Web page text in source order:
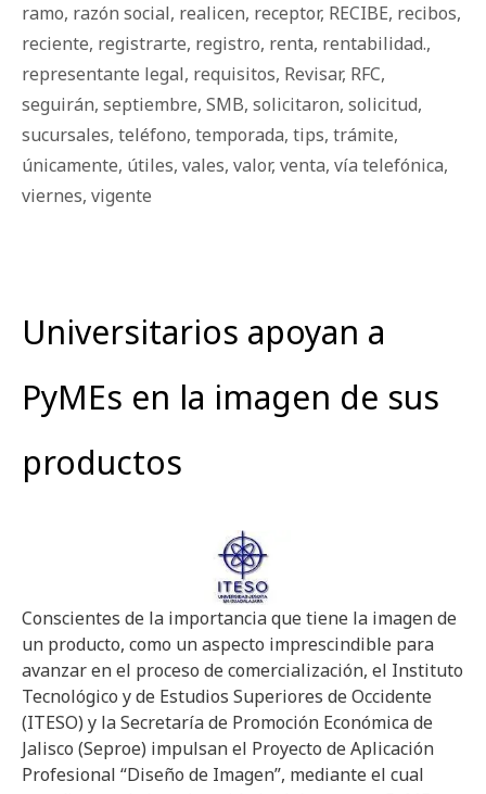
ramo, razón social, realicen, receptor, RECIBE, recibos,
reciente, registrarte, registro, renta, rentabilidad.,
representante legal, requisitos, Revisar, RFC,
seguirán, septiembre, SMB, solicitaron, solicitud,
sucursales, teléfono, temporada, tips, trámite,
únicamente, útiles, vales, valor, venta, vía telefónica,
viernes, vigente
Universitarios apoyan a
PyMEs en la imagen de sus
productos
Conscientes de la importancia que tiene la imagen de
un producto, como un aspecto imprescindible para
avanzar en el proceso de comercialización, el Instituto
Tecnológico y de Estudios Superiores de Occidente
(ITESO) y la Secretaría de Promoción Económica de
Jalisco (Seproe) impulsan el Proyecto de Aplicación
Profesional “Diseño de Imagen”, mediante el cual